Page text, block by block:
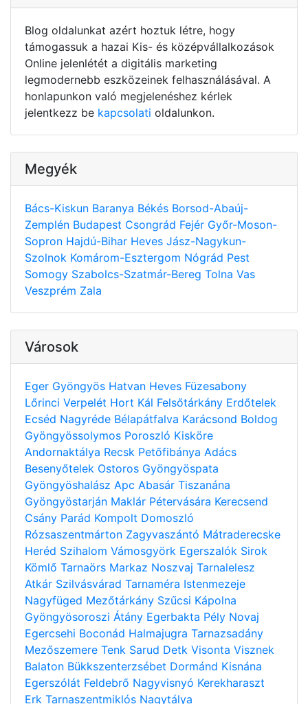
Blog oldalunkat azért hoztuk létre, hogy
támogassuk a hazai Kis- és középvállalkozások
Online jelenlétét a digitális marketing
legmodernebb eszközeinek felhasználásával. A
honlapunkon való megjelenéshez kérlek
jelentkezz be kapcsolati oldalunkon.
Megyék
Bács-Kiskun Baranya Békés Borsod-Abaúj-
Zemplén Budapest Csongrád Fejér Győr-Moson-
Sopron Hajdú-Bihar Heves Jász-Nagykun-
Szolnok Komárom-Esztergom Nógrád Pest
Somogy Szabolcs-Szatmár-Bereg Tolna Vas
Veszprém Zala
Városok
Eger Gyöngyös Hatvan Heves Füzesabony
Lőrinci Verpelét Hort Kál Felsőtárkány Erdőtelek
Ecséd Nagyréde Bélapátfalva Karácsond Boldog
Gyöngyössolymos Poroszló Kisköre
Andornaktálya Recsk Petőfibánya Adács
Besenyőtelek Ostoros Gyöngyöspata
Gyöngyöshalász Apc Abasár Tiszanána
Gyöngyöstarján Maklár Pétervására Kerecsend
Csány Parád Kompolt Domoszló
Rózsaszentmárton Zagyvaszántó Mátraderecske
Heréd Szihalom Vámosgyörk Egerszalók Sirok
Kömlő Tarnaörs Markaz Noszvaj Tarnalelesz
Atkár Szilvásvárad Tarnaméra Istenmezeje
Nagyfüged Mezőtárkány Szűcsi Kápolna
Gyöngyösoroszi Átány Egerbakta Pély Novaj
Egercsehi Boconád Halmajugra Tarnazsadány
Mezőszemere Tenk Sarud Detk Visonta Visznek
Balaton Bükkszenterzsébet Dormánd Kisnána
Egerszólát Feldebrő Nagyvisnyó Kerekharaszt
Erk Tarnaszentmiklós Nagytálya